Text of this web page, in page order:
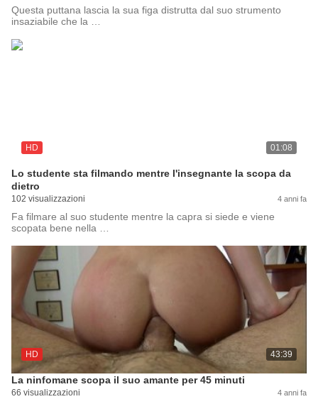
Questa puttana lascia la sua figa distrutta dal suo strumento
insaziabile che la …
HD 01:08
Lo studente sta filmando mentre l'insegnante la scopa da
dietro
102 visualizzazioni 4 anni fa
Fa filmare al suo studente mentre la capra si siede e viene
scopata bene nella …
HD 43:39
La ninfomane scopa il suo amante per 45 minuti
66 visualizzazioni 4 anni fa